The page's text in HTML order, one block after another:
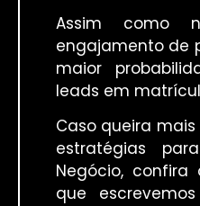
Assim como
engajamento de
maior
leads em
Caso queira
estratégias
Negócio,
que